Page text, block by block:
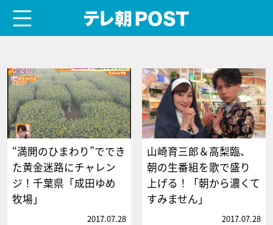
“満開のひまわり”ででき
た黄金迷路にチャレン
ジ！千葉県「成田ゆめ
牧場」
2017.07.28
山崎育三郎＆高梨臨、
朝の生番組を歌で盛り
上げる！「朝から濃くて
すみません」
2017.07.28